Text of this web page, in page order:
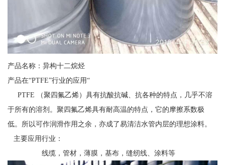
产品名称：异构十二烷烃
产品在“PTFE”行业的应用“
PTFE （聚四氟乙烯）具有抗酸抗碱、抗各种的特点，几乎不溶
于所有的溶剂。聚四氟乙烯具有耐高温的特点，它的摩擦系数极
低。所以可作润滑作用之余，亦成了易清洁水管内层的理想涂料。
主要应用行业：
线缆，管材，薄膜，基布，缝纫线、涂料等